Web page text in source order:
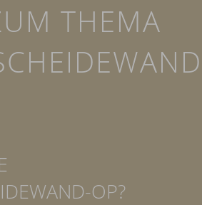
THEMA
OP?